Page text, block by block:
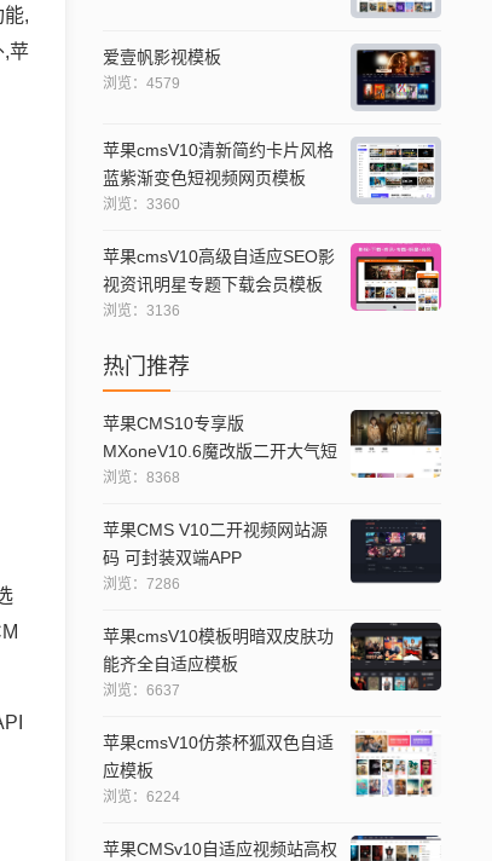
爱壹帆影视模板
浏览：4579
苹果cmsV10清新简约卡片风格
蓝紫渐变色短视频网页模板
浏览：3360
苹果cmsV10高级自适应SEO影
视资讯明星专题下载会员模板
浏览：3136
热门推荐
苹果CMS10专享版
MXoneV10.6魔改版二开大气短
视模板
浏览：8368
苹果CMS V10二开视频网站源
码 可封装双端APP
浏览：7286
苹果cmsV10模板明暗双皮肤功
能齐全自适应模板
浏览：6637
苹果cmsV10仿茶杯狐双色自适
应模板
浏览：6224
苹果CMSv10自适应视频站高权
,
,苹